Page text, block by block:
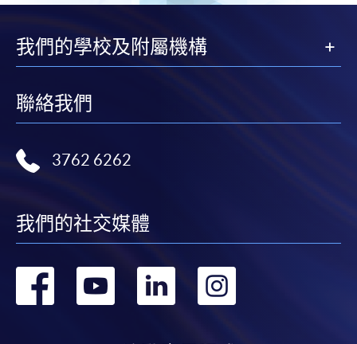
我們的學校及附屬機構
聯絡我們
3762 6262
我們的社交媒體
轉
轉
轉